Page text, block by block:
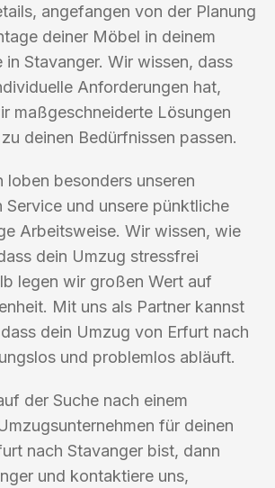
angefangen von der Planung
deiner Möbel in deinem
in Stavanger. Wir wissen, dass
Anforderungen hat,
maßgeschneiderte Lösungen
deinen Bedürfnissen passen.
loben besonders unseren
Service und unsere pünktliche
Arbeitsweise. Wir wissen, wie
dein Umzug stressfrei
legen wir großen Wert auf
Mit uns als Partner kannst
dein Umzug von Erfurt nach
und problemlos abläuft.
der Suche nach einem
für deinen
nach Stavanger bist, dann
und kontaktiere uns,